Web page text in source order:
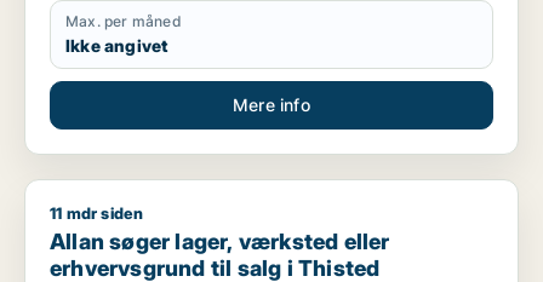
Max. per måned
Ikke angivet
Mere info
Allan søger lager, værksted eller erhvervsgrund til salg i
11 mdr siden
Allan søger lager, værksted eller
erhvervsgrund til salg i Thisted